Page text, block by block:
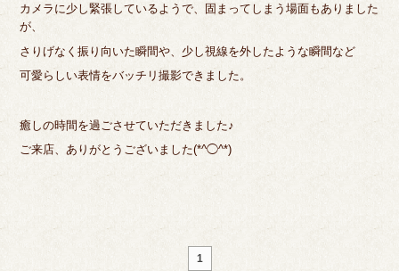
カメラに少し緊張しているようで、固まってしまう場面もありました
が、
さりげなく振り向いた瞬間や、少し視線を外したような瞬間など
可愛らしい表情をバッチリ撮影できました。
癒しの時間を過ごさせていただきました♪
ご来店、ありがとうございました(*^◯^*)
1